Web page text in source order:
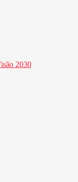
2030